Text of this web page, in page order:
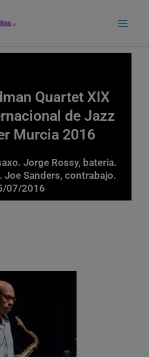
Quartet XIX
de Jazz
Murcia 2016
Jorge Rossy, bateria.
Joe Sanders, contrabajo.
07/2016